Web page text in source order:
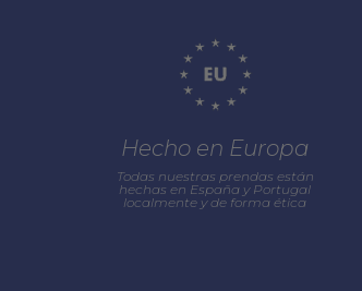
Hecho en Europa
Todas nuestras prendas están
hechas en España y Portugal
localmente y de forma ética